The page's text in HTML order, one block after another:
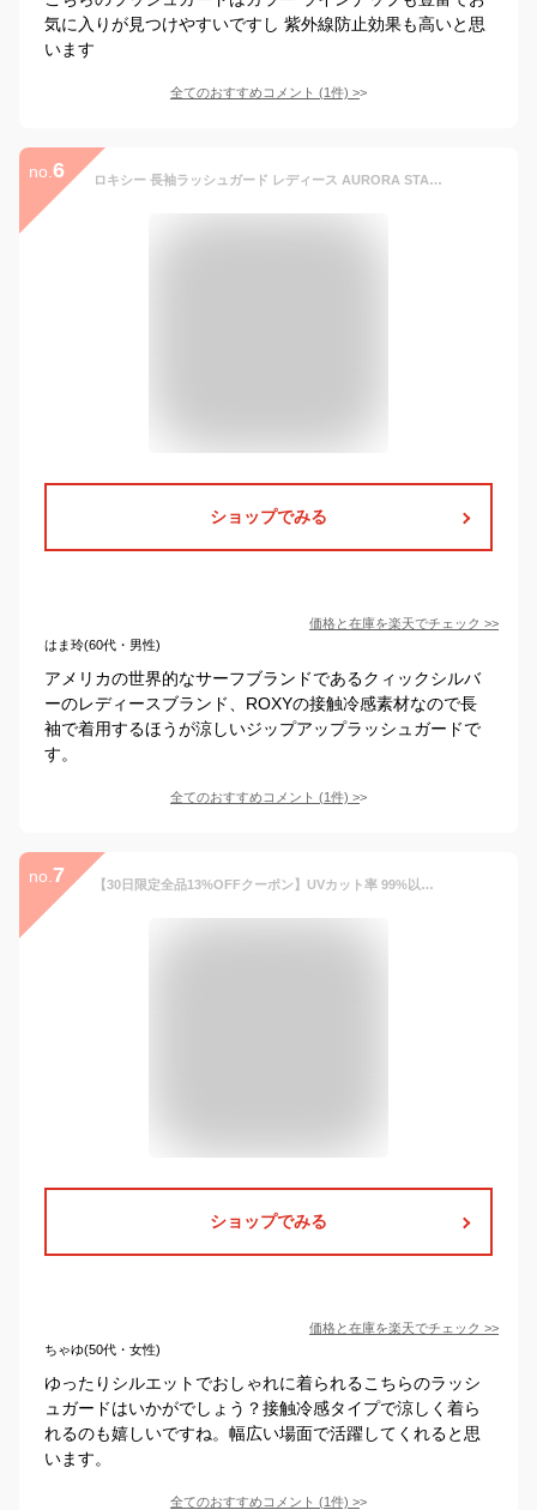
気に入りが見つけやすいですし 紫外線防止効果も高いと思
います
全てのおすすめコメント (1件) >
no. 6 ロキシー 長袖ラッシュガード レディース AURORA STAND ウィメンズ ラッシュガード ROXY AURORA STAND RLY251040 プルオーバー ウエア ラッシュガード 接触冷感 クイックドライ UVカット 速乾 長袖 トップス カジュアル スポーティ 国内正規品
ショップでみる
価格と在庫を楽天でチェック >>
はま玲(60代・男性)
アメリカの世界的なサーフブランドであるクィックシルバ
ーのレディースブランド、ROXYの接触冷感素材なので長
袖で着用するほうが涼しいジップアップラッシュガードで
す。
全てのおすすめコメント (1件) >
no. 7 【30日限定全品13%OFFクーポン】UVカット率 99%以上 ラッシュガード レディース水着体型カバー UV パーカー 接触冷感 フード付き おしゃれ 長袖 ロング丈 紫外線対策 UPF50+ 接触冷感 ひんやり 大人 かわいい ママ ゆったり オーバーサイズ 夏 黒
ショップでみる
価格と在庫を楽天でチェック >>
ちゃゆ(50代・女性)
ゆったりシルエットでおしゃれに着られるこちらのラッシ
ュガードはいかがでしょう？接触冷感タイプで涼しく着ら
れるのも嬉しいですね。幅広い場面で活躍してくれると思
います。
全てのおすすめコメント (1件) >